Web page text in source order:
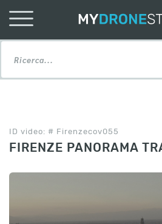
ID video: # Firenzecov055
FIRENZE PANORAMA